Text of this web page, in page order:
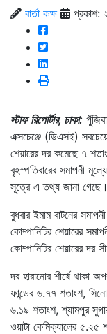
বার্তা কক্ষ প্রকাশ:
স্টাফ রিপোর্টার, ঢাকা:
এক্সচেঞ্জে (ডিএসই)
শেয়ারের দর কমেছে ৭
বৃহস্পতিবারের সমাপনী
সূত্রে এ তথ্য জানা গেছে।
বুধবার ইমাম বাটনের
কোম্পানিটির শেয়ারের
কোম্পানিটির শেয়ারের দর
দর হারানোর শীর্ষে থাকা
ফান্ডের ৬.৭৭ শতাংশ,
৬.১৯ শতাংশ, শ্যামপুর
ওয়াটা কেমিক্যালের ৫.২৫